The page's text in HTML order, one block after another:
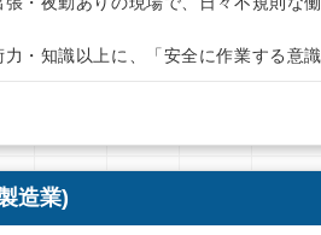
・知識以上に、「安全に作業する意
造業)